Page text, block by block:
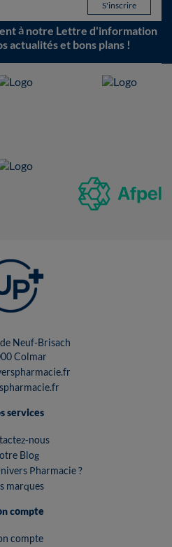
à notre Lettre d'information
actualités et bons plans !
Neuf-Brisach
Colmar
services
nous
Blog
Pharmacie ?
marques
compte
compte